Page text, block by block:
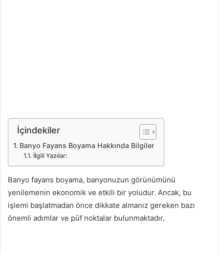
İçindekiler
Banyo Fayans Boyama Hakkında Bilgiler
İlgili Yazılar:
Banyo fayans boyama, banyonuzun görünümünü
yenilemenin ekonomik ve etkili bir yoludur. Ancak, bu
işlemi başlatmadan önce dikkate almanız gereken bazı
önemli adımlar ve püf noktalar bulunmaktadır.